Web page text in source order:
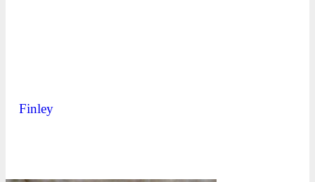
Finley